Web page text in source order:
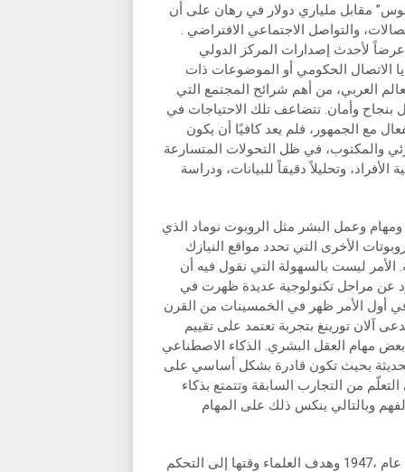
مقابل ملياري دولار في رهان على أن
والتواصل الاجتماعي الافتراضي .
لأحدث إصدارات المركز الدولي
الاتصال الحكومي أو الموضوعات ذات
العربي، من أهم شرائح المجتمع التي
بنجاح وأمان. تتضاعف تلك الاحتياجات في
مع الجمهور، فلم يعد كافيًا أن يكون
والمكتوب، في ظل التحولات المتسارعة
وتحليلاً دقيقاً للبيانات، ودراسة
وعمل البشر مثل الروبوت نوماد الذي
الأخرى التي تحدد مواقع النيازك
ليست بالسهولة التي نقول فيه أن
عن مراحل تكنولوجية عديدة ظهرت في
أول الأمر ظهر في الخمسينات من القرن
قام عالم إنجليزي يدعى آلان تورينغ بتجربة تعتمد على تقييم
مهام العقل البشري. الذكاء الاصطناعي
بحيث تكون قادرة بشكل أساسي على
من التجارب السابقة وتتمتع بذكاء
وبالتالي ينكس ذلك على المهام
Cirrus project أو مشروع أمريكي للتحكم بالأعاصير جرت تجربته عام ،1947 وهدف العلماء وقتها إلى التحكم